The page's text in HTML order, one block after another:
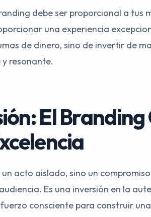
debe ser proporcional a
una experiencia
de dinero, sino de invertir de
resonante.
El
un acto aislado, sino un
Es una inversión en la
consciente para construir